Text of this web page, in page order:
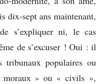
dix-sept ans maintenant,
s’expliquer ni, le cas
de s’excuser ! Oui : il
tribunaux populaires ou
moraux » ou « civils »,